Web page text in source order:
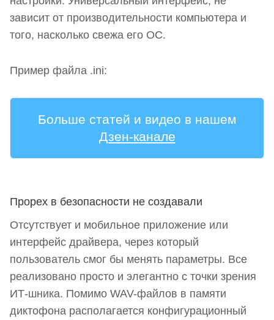
зависит от производительности компьютера и
того, насколько свежа его ОС.
Пример файла .ini:
Больше статей и видео в нашем
Дзен-канале
Прорех в безопасности не создавали
Отсутствует и мобильное приложение или
интерфейс драйвера, через который
пользователь смог бы менять параметры. Все
реализовано просто и элегантно с точки зрения
ИТ-шника. Помимо WAV-файлов в памяти
диктофона располагается конфигурационный